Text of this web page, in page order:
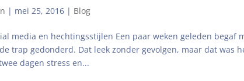
| mei 25, 2016 | Blog
media en hechtingsstijlen Een paar weken geleden begaf
trap gedonderd. Dat leek zonder gevolgen, maar dat was
dagen stress en...